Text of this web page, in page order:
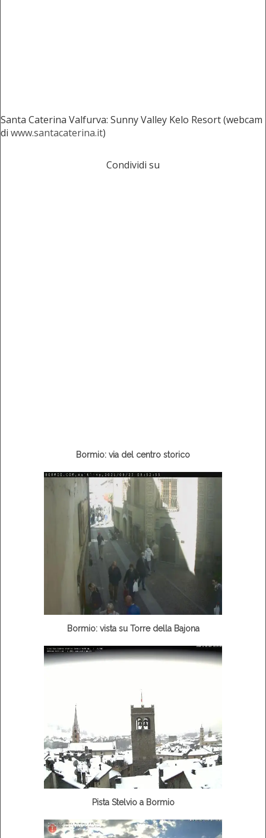
Santa Caterina Valfurva: Sunny Valley Kelo Resort (webcam
di www.santacaterina.it)
Condividi su
Bormio: via del centro storico
Bormio: vista su Torre della Bajona
Pista Stelvio a Bormio